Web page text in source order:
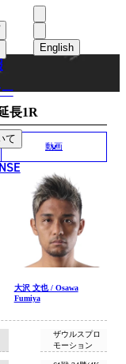
한국어
中文（简体
中文（繁體
て
English
長1R
動画
大沢 文也 / Osawa
Fumiya
ザウルスプロ
モーション